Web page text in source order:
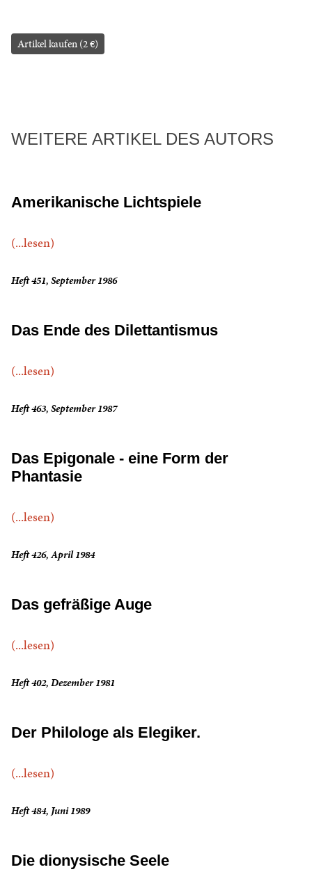
Artikel kaufen (2 €)
WEITERE ARTIKEL DES AUTORS
Amerikanische Lichtspiele
(...lesen)
Heft 451, September 1986
Das Ende des Dilettantismus
(...lesen)
Heft 463, September 1987
Das Epigonale - eine Form der
Phantasie
(...lesen)
Heft 426, April 1984
Das gefräßige Auge
(...lesen)
Heft 402, Dezember 1981
Der Philologe als Elegiker.
(...lesen)
Heft 484, Juni 1989
Die dionysische Seele